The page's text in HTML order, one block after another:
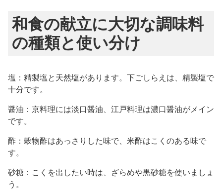
和食の献立に大切な調味料
の種類と使い分け
塩：精製塩と天然塩があります。下ごしらえは、精製塩で
十分です。
醤油：京料理には淡口醤油、江戸料理は濃口醤油がメイン
です。
酢：穀物酢はあっさりした味で、米酢はこくのある味で
す。
砂糖：こくを出したい時は、ざらめや黒砂糖を使いましょ
う。